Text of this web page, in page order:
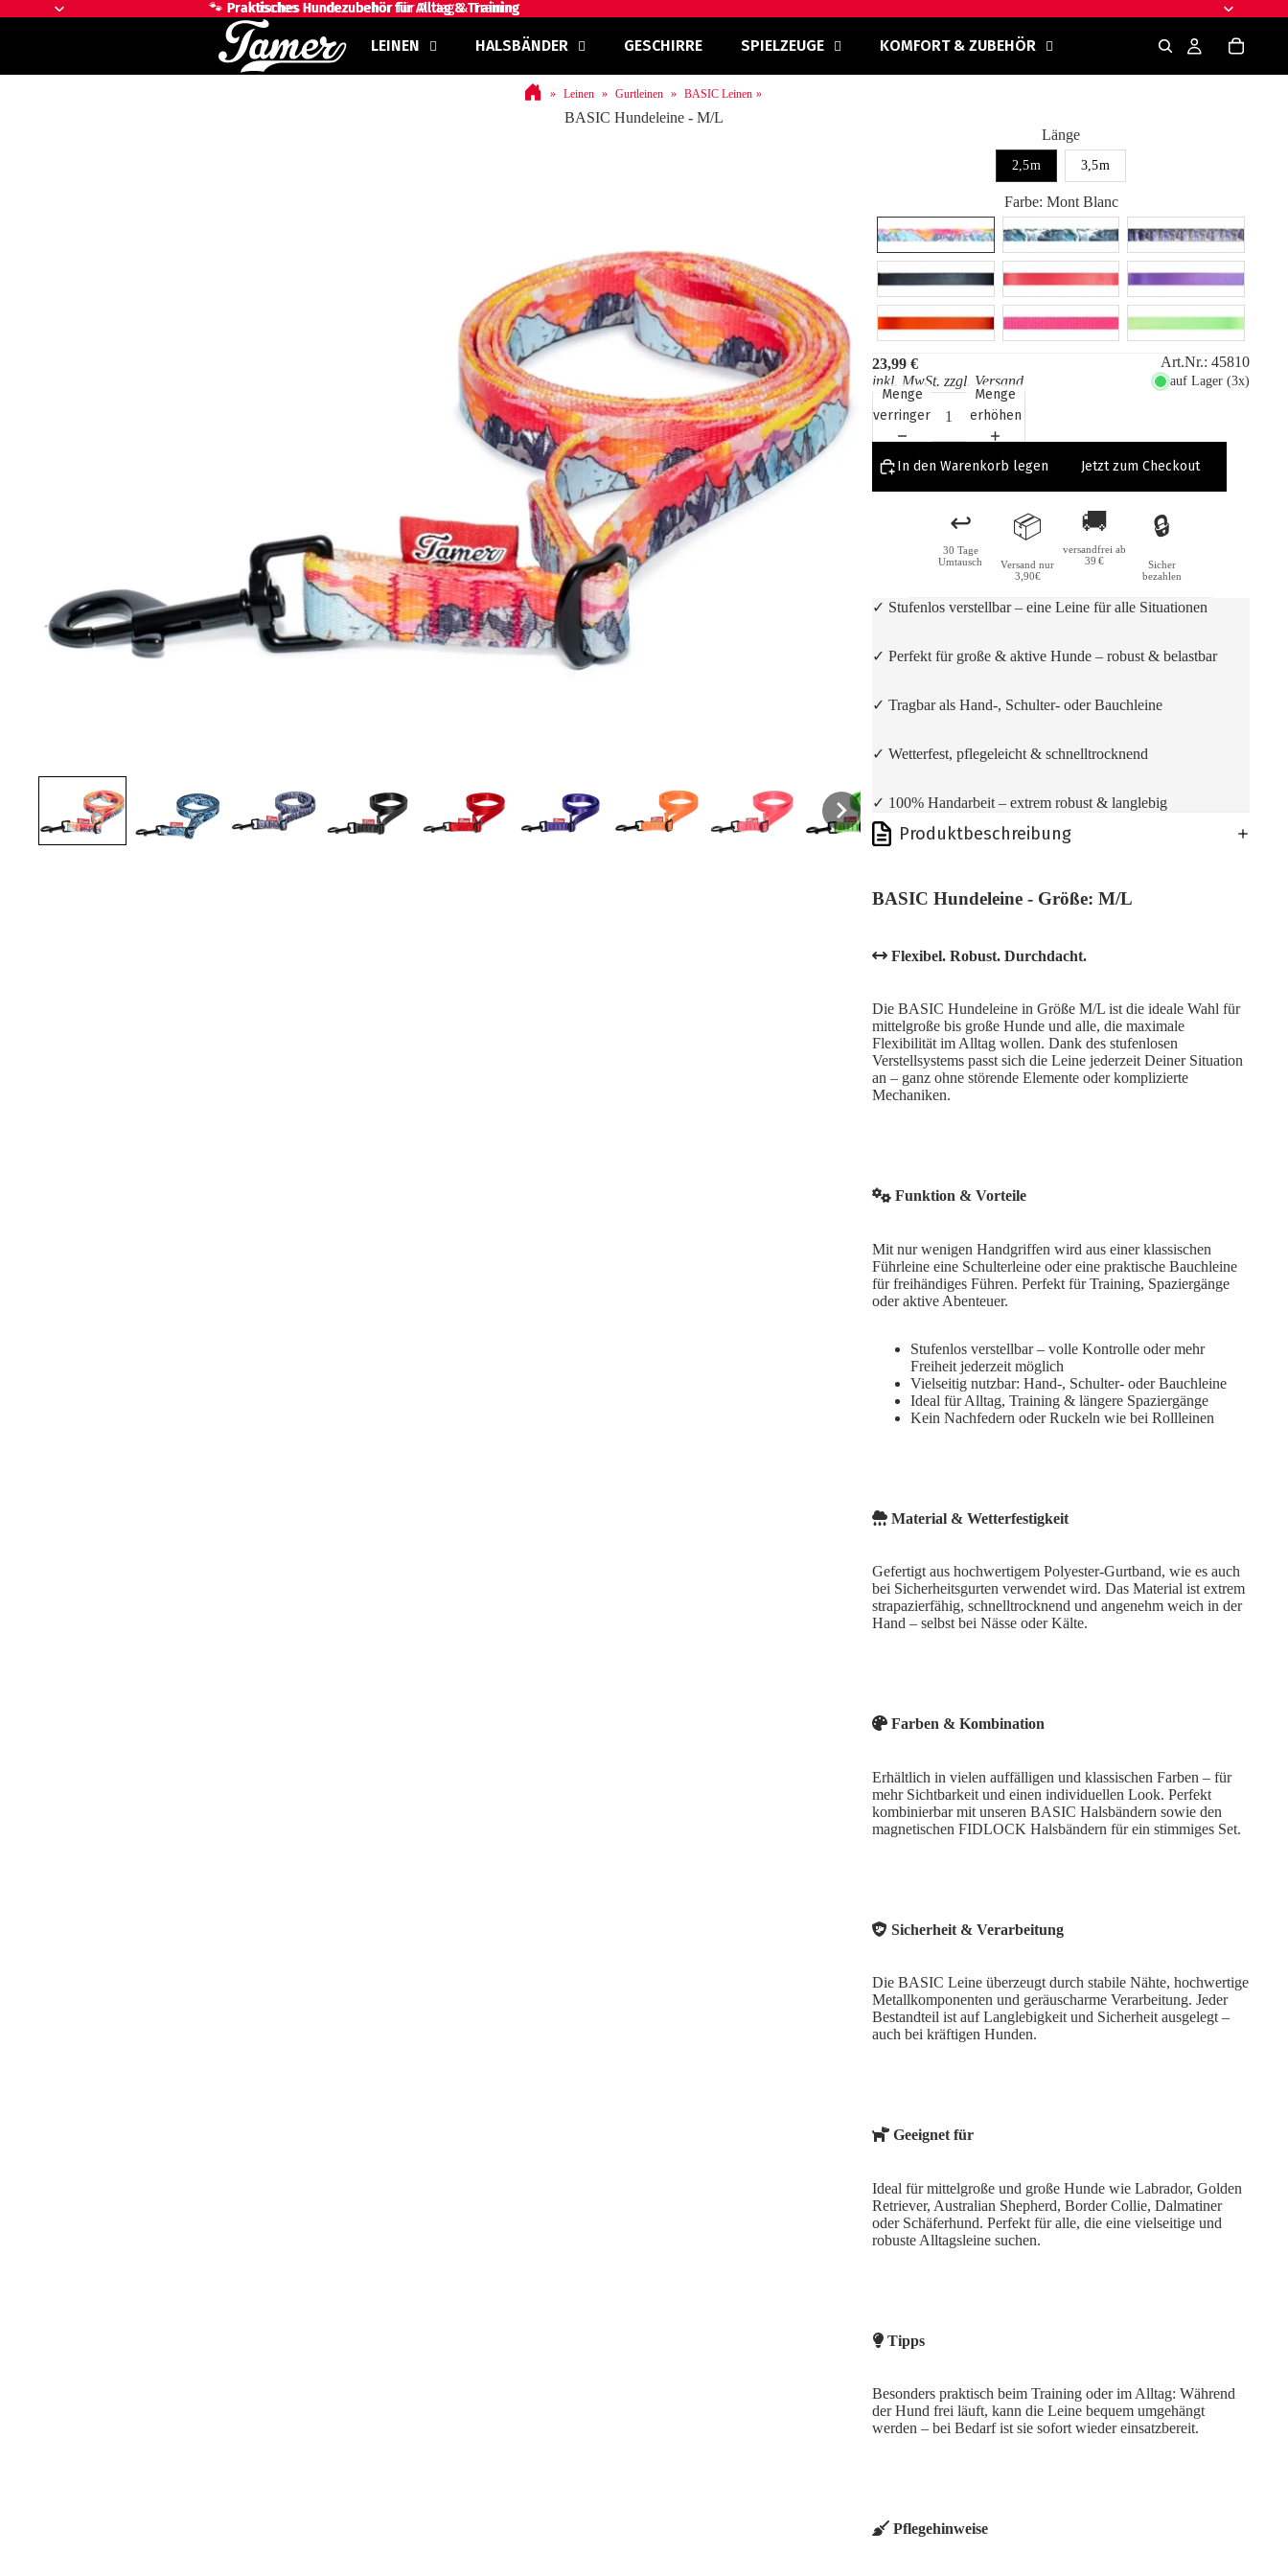
🐾 Praktisches Hundezubehör für Alltag & Training
🐾 Praktisches Hundezubehör für Alltag & Training
LEINEN HALSBÄNDER GESCHIRRE SPIELZEUGE KOMFORT & ZUBEHÖR
Leinen Gurtleinen BASIC Leinen
BASIC Hundeleine - M/L
Länge
2,5m 3,5m
Farbe: Mont Blanc
23,99 €
inkl. MwSt. zzgl. Versand
Art.Nr.: 45810
auf Lager (3x)
Menge
verringern
Menge
erhöhen
In den Warenkorb legen Jetzt zum Checkout
↩️
30 Tage
Umtausch
📦
Versand nur
3,90€
🚚
versandfrei ab
39 €
🔒
Sicher
bezahlen
✓ Stufenlos verstellbar – eine Leine für alle Situationen
✓ Perfekt für große & aktive Hunde – robust & belastbar
✓ Tragbar als Hand-, Schulter- oder Bauchleine
✓ Wetterfest, pflegeleicht & schnelltrocknend
✓ 100% Handarbeit – extrem robust & langlebig
Produktbeschreibung
BASIC Hundeleine - Größe: M/L
Flexibel. Robust. Durchdacht.
Die BASIC Hundeleine in Größe M/L ist die ideale Wahl für
mittelgroße bis große Hunde und alle, die maximale
Flexibilität im Alltag wollen. Dank des stufenlosen
Verstellsystems passt sich die Leine jederzeit Deiner Situation
an – ganz ohne störende Elemente oder komplizierte
Mechaniken.
Funktion & Vorteile
Mit nur wenigen Handgriffen wird aus einer klassischen
Führleine eine Schulterleine oder eine praktische Bauchleine
für freihändiges Führen. Perfekt für Training, Spaziergänge
oder aktive Abenteuer.
Stufenlos verstellbar – volle Kontrolle oder mehr
Freiheit jederzeit möglich
Vielseitig nutzbar: Hand-, Schulter- oder Bauchleine
Ideal für Alltag, Training & längere Spaziergänge
Kein Nachfedern oder Ruckeln wie bei Rollleinen
Material & Wetterfestigkeit
Gefertigt aus hochwertigem Polyester-Gurtband, wie es auch
bei Sicherheitsgurten verwendet wird. Das Material ist extrem
strapazierfähig, schnelltrocknend und angenehm weich in der
Hand – selbst bei Nässe oder Kälte.
Farben & Kombination
Erhältlich in vielen auffälligen und klassischen Farben – für
mehr Sichtbarkeit und einen individuellen Look. Perfekt
kombinierbar mit unseren BASIC Halsbändern sowie den
magnetischen FIDLOCK Halsbändern für ein stimmiges Set.
Sicherheit & Verarbeitung
Die BASIC Leine überzeugt durch stabile Nähte, hochwertige
Metallkomponenten und geräuscharme Verarbeitung. Jeder
Bestandteil ist auf Langlebigkeit und Sicherheit ausgelegt –
auch bei kräftigen Hunden.
Geeignet für
Ideal für mittelgroße und große Hunde wie Labrador, Golden
Retriever, Australian Shepherd, Border Collie, Dalmatiner
oder Schäferhund. Perfekt für alle, die eine vielseitige und
robuste Alltagsleine suchen.
Tipps
Besonders praktisch beim Training oder im Alltag: Während
der Hund frei läuft, kann die Leine bequem umgehängt
werden – bei Bedarf ist sie sofort wieder einsatzbereit.
Pflegehinweise